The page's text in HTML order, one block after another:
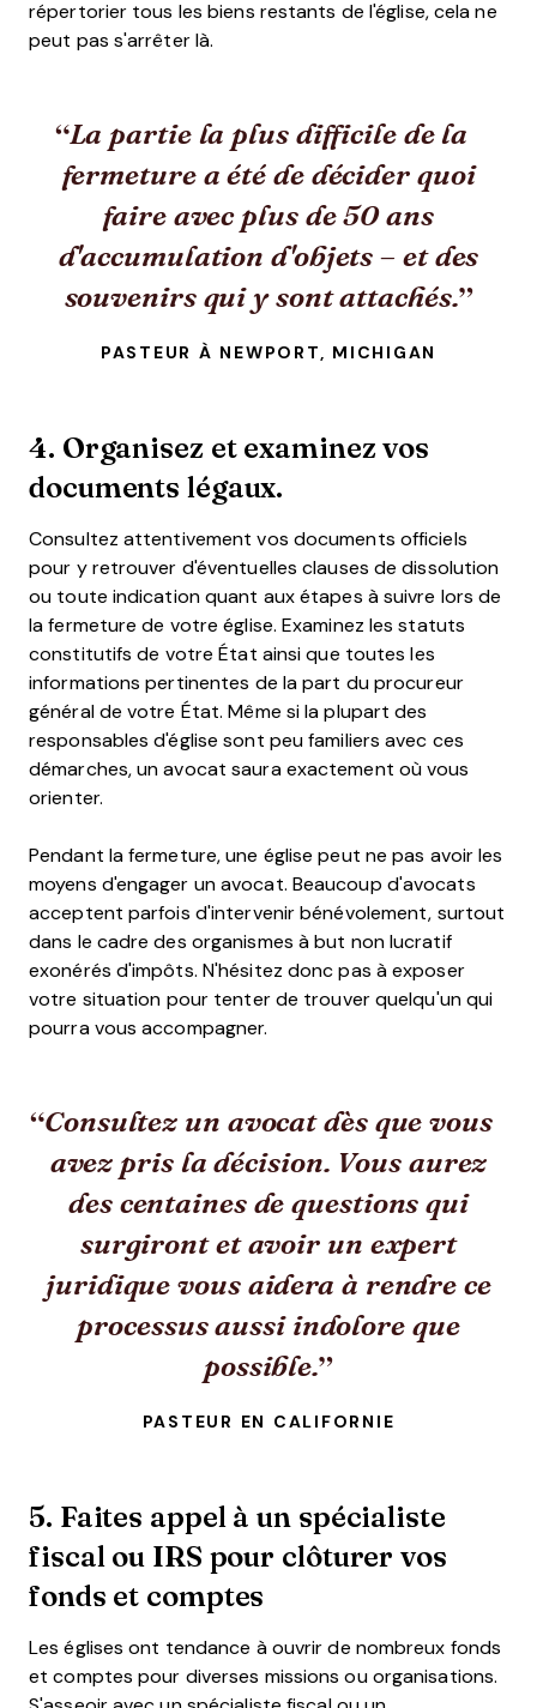
répertorier tous les biens restants de l'église, cela ne
peut pas s'arrêter là.
La partie la plus difficile de la
fermeture a été de décider quoi
faire avec plus de 50 ans
d'accumulation d'objets – et des
souvenirs qui y sont attachés.
PASTEUR À NEWPORT, MICHIGAN
4. Organisez et examinez vos
documents légaux.
Consultez attentivement vos documents officiels
pour y retrouver d'éventuelles clauses de dissolution
ou toute indication quant aux étapes à suivre lors de
la fermeture de votre église. Examinez les statuts
constitutifs de votre État ainsi que toutes les
informations pertinentes de la part du procureur
général de votre État. Même si la plupart des
responsables d'église sont peu familiers avec ces
démarches, un avocat saura exactement où vous
orienter.
Pendant la fermeture, une église peut ne pas avoir les
moyens d'engager un avocat. Beaucoup d'avocats
acceptent parfois d'intervenir bénévolement, surtout
dans le cadre des organismes à but non lucratif
exonérés d'impôts. N'hésitez donc pas à exposer
votre situation pour tenter de trouver quelqu'un qui
pourra vous accompagner.
Consultez un avocat dès que vous
avez pris la décision. Vous aurez
des centaines de questions qui
surgiront et avoir un expert
juridique vous aidera à rendre ce
processus aussi indolore que
possible.
PASTEUR EN CALIFORNIE
5. Faites appel à un spécialiste
fiscal ou IRS pour clôturer vos
fonds et comptes
Les églises ont tendance à ouvrir de nombreux fonds
et comptes pour diverses missions ou organisations.